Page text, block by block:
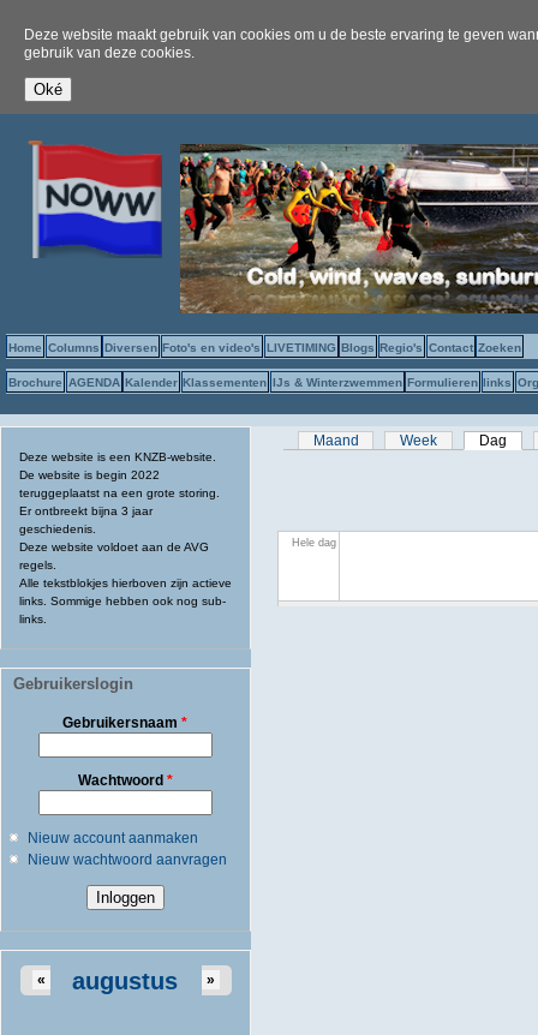
Deze website maakt gebruik van cookies om u de beste ervaring te geven
gebruik van deze cookies.
Home Columns Diversen Foto's en video's LIVETIMING Blogs Regio's Contact Zoeken
Brochure AGENDA Kalender Klassementen IJs & Winterzwemmen Formulieren links
Deze website is een KNZB-website.
De website is begin 2022
teruggeplaatst na een grote storing.
Er ontbreekt bijna 3 jaar
geschiedenis.
Deze website voldoet aan de AVG
regels.
Alle tekstblokjes hierboven zijn actieve
links. Sommige hebben ook nog sub-
links.
Gebruikerslogin
Gebruikersnaam*
Wachtwoord *
Nieuw account aanmaken
Nieuw wachtwoord aanvragen
augustus
« »
Primaire tabs
Maand Week Dag
Hele dag